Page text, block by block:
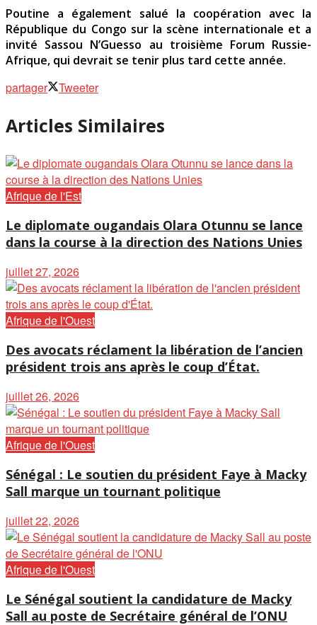
Poutine a également salué la coopération avec la
République du Congo sur la scène internationale et a
invité Sassou N’Guesso au troisième Forum Russie-
Afrique, qui devrait se tenir plus tard cette année.
partager Tweeter
Articles Similaires
Afrique de l'Est
Le diplomate ougandais Olara Otunnu se lance
dans la course à la direction des Nations Unies
juillet 27, 2026
Afrique de l'Ouest
Des avocats réclament la libération de l’ancien
président trois ans après le coup d’État.
juillet 26, 2026
Afrique de l'Ouest
Sénégal : Le soutien du président Faye à Macky
Sall marque un tournant politique
juillet 22, 2026
Afrique de l'Ouest
Le Sénégal soutient la candidature de Macky
Sall au poste de Secrétaire général de l’ONU